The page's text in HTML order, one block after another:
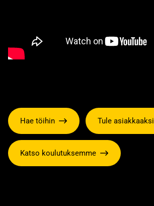
Hae töihin Tule asiakkaaksi
Katso koulutuksemme